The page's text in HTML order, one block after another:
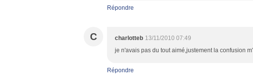
Répondre
C charlotteb 13/11/2010 07:49
je n'avais pas du tout aimé,justement la confusion
Répondre